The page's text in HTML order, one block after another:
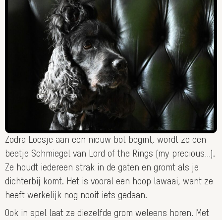
Zodra Loesje aan een nieuw bot begint, wordt ze een
beetje Schmiegel van Lord of the Rings (my precious…).
Ze houdt iedereen strak in de gaten en gromt als je
dichterbij komt. Het is vooral een hoop lawaai, want ze
heeft werkelijk nog nooit iets gedaan.
Ook in spel laat ze diezelfde grom weleens horen. Met